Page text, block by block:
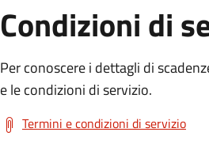
Condizioni di
Per conoscere i dettagli di
e le condizioni di servizio.
Termini e condizioni di servizio